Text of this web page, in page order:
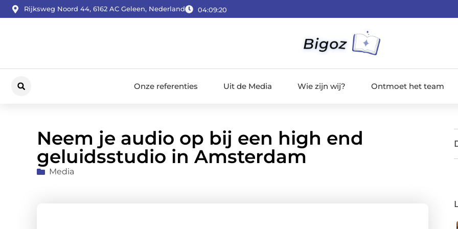
Rijksweg Noord 44, 6162 AC Geleen, Nederland 04:09:21
Onze referenties Uit de Media Wie zijn wij? Ontmoet het team
Neem je audio op bij een high end
geluidsstudio in Amsterdam
Media